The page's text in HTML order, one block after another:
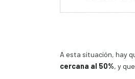
A esta situación, hay
cercana al 50%, y